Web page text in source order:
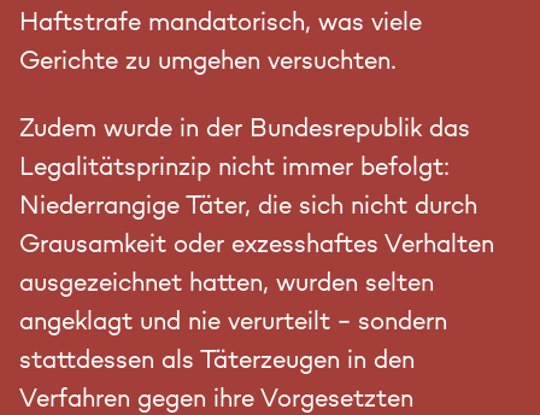
Haftstrafe mandatorisch, was viele
Gerichte zu umgehen versuchten.
Zudem wurde in der Bundesrepublik das
Legalitätsprinzip nicht immer befolgt:
Niederrangige Täter, die sich nicht durch
Grausamkeit oder exzesshaftes Verhalten
ausgezeichnet hatten, wurden selten
angeklagt und nie verurteilt – sondern
stattdessen als Täterzeugen in den
Verfahren gegen ihre Vorgesetzten